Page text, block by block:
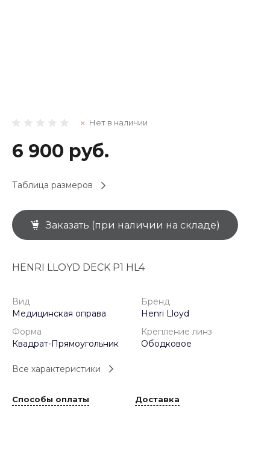
Нет в наличии
6 900 руб.
Таблица размеров
Заказать (при наличии на складе)
HENRI LLOYD DECK P1 HL4
Вид
Медицинская оправа
Бренд
Henri Lloyd
Форма
Квадрат-Прямоугольник
Крепление линз
Ободковое
Все характеристики
Способы оплаты Доставка